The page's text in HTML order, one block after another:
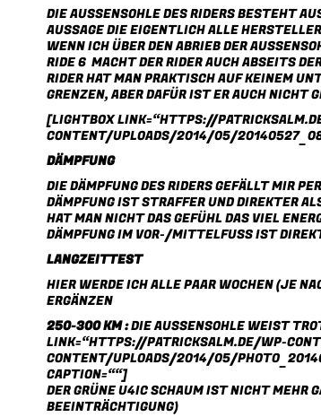
DIE AUSSENSOHLE DES RIDERS BESTEHT
AUSSAGE DIE EIGENTLICH ALLE
WENN ICH ÜBER DEN ABRIEB DER
RIDE 6 MACHT DER RIDER AUCH ABSEITS
IDER HAT MAN PRAKTISCH AUF KEINEM
ENZEN, ABER DAFÜR IST ER AUCH NICHT
[LIGHTBOX LINK=“HTTPS://
CONTENT/UPLOADS/2014/05/
DÄMPFUNG
DIE DÄMPFUNG DES RIDERS GEFÄLLT MIR
DÄMPFUNG IST STRAFFER UND DIREKTER
AT MAN NICHT DAS GEFÜHL DAS VIEL
MPFUNG IM VOR-/MITTELFUSS IST
LANGZEITTEST
HIER WERDE ICH ALLE PAAR WOCHEN (JE
RGÄNZEN
250-300 KM :DIE AUSSENSOHLE WEIST
LINK=“HTTPS://PATRICKSALM.DE/WP-
CONTENT/UPLOADS/2014/05/
CAPTION=““]
DER GRÜNE U4IC SCHAUM IST NICHT MEHR
BEEINTRÄCHTIGUNG)